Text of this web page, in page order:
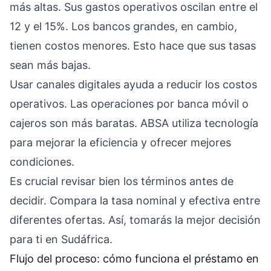
más altas. Sus gastos operativos oscilan entre el
12 y el 15%. Los bancos grandes, en cambio,
tienen costos menores. Esto hace que sus tasas
sean más bajas.
Usar canales digitales ayuda a reducir los costos
operativos. Las operaciones por banca móvil o
cajeros son más baratas. ABSA utiliza tecnología
para mejorar la eficiencia y ofrecer mejores
condiciones.
Es crucial revisar bien los términos antes de
decidir. Compara la tasa nominal y efectiva entre
diferentes ofertas. Así, tomarás la mejor decisión
para ti en Sudáfrica.
Flujo del proceso: cómo funciona el préstamo en